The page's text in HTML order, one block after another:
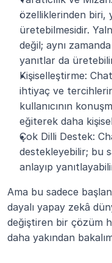
özelliklerinden biri,
üretebilmesidir.
değil; aynı
yanıtlar da
Kişiselleştirme:
ihtiyaç ve
kullanıcının
eğiterek daha
Çok Dilli Destek:
destekleyebilir; bu
anlayıp
Ama bu sadece
dayalı yapay zekâ
değiştiren bir çözüm
daha yakından